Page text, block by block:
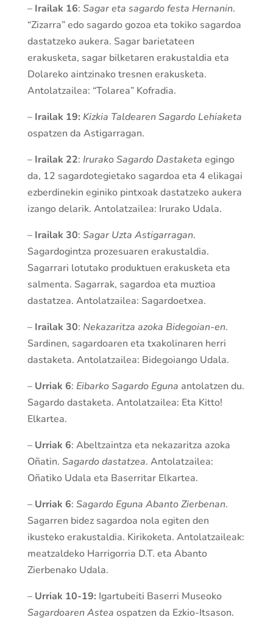
– Irailak 16: Sagar eta sagardo festa Hernanin.
“Zizarra” edo sagardo gozoa eta tokiko sagardoa
dastatzeko aukera. Sagar barietateen
erakusketa, sagar bilketaren erakustaldia eta
Dolareko aintzinako tresnen erakusketa.
Antolatzailea: “Tolarea” Kofradia.
– Irailak 19: Kizkia Taldearen Sagardo Lehiaketa
ospatzen da Astigarragan.
– Irailak 22: Irurako Sagardo Dastaketa egingo
da, 12 sagardotegietako sagardoa eta 4 elikagai
ezberdinekin eginiko pintxoak dastatzeko aukera
izango delarik. Antolatzailea: Irurako Udala.
– Irailak 30: Sagar Uzta Astigarragan.
Sagardogintza prozesuaren erakustaldia.
Sagarrari lotutako produktuen erakusketa eta
salmenta. Sagarrak, sagardoa eta muztioa
dastatzea. Antolatzailea: Sagardoetxea.
– Irailak 30: Nekazaritza azoka Bidegoian-en.
Sardinen, sagardoaren eta txakolinaren herri
dastaketa. Antolatzailea: Bidegoiango Udala.
– Urriak 6: Eibarko Sagardo Eguna antolatzen du.
Sagardo dastaketa. Antolatzailea: Eta Kitto!
Elkartea.
– Urriak 6: Abeltzaintza eta nekazaritza azoka
Oñatin. Sagardo dastatzea. Antolatzailea:
Oñatiko Udala eta Baserritar Elkartea.
– Urriak 6: Sagardo Eguna Abanto Zierbenan.
Sagarren bidez sagardoa nola egiten den
ikusteko erakustaldia. Kirikoketa. Antolatzaileak:
meatzaldeko Harrigorria D.T. eta Abanto
Zierbenako Udala.
– Urriak 10-19: Igartubeiti Baserri Museoko
Sagardoaren Astea ospatzen da Ezkio-Itsason.